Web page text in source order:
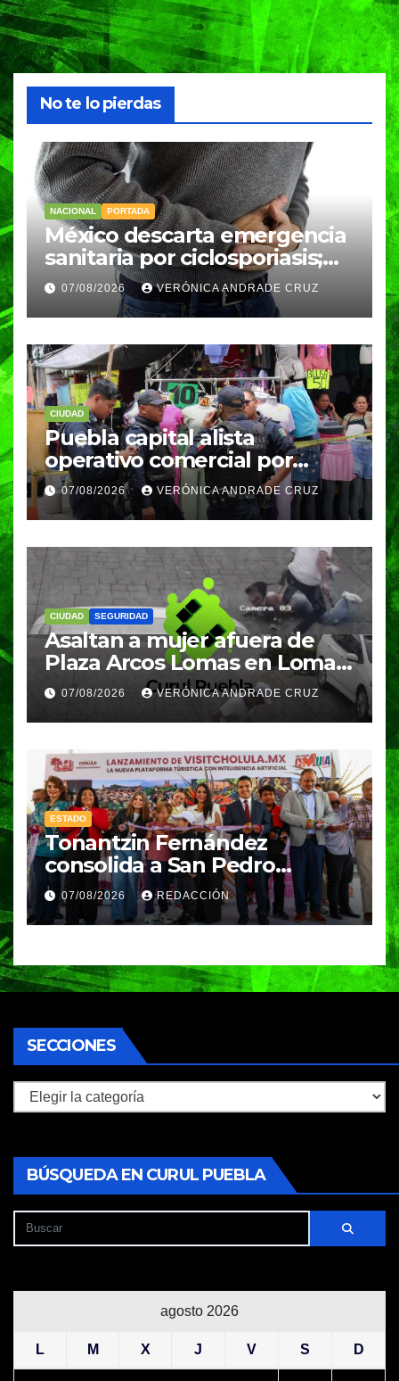
No te lo pierdas
NACIONAL PORTADA
México descarta emergencia
sanitaria por ciclosporiasis;
reportan 33 casos en dos
meses
07/08/2026 VERÓNICA ANDRADE CRUZ
CIUDAD
Puebla capital alista
operativo comercial por
fiestas patrias y regreso a
clases
07/08/2026 VERÓNICA ANDRADE CRUZ
CIUDAD SEGURIDAD
Asaltan a mujer afuera de
Plaza Arcos Lomas en Lomas
de Angelópolis; delincuentes
huyeron en auto
07/08/2026 VERÓNICA ANDRADE CRUZ
ESTADO
Tonantzin Fernández
consolida a San Pedro
Cholula como referente en
turismo inteligente
07/08/2026 REDACCIÓN
SECCIONES
Secciones
BÚSQUEDA EN CURUL PUEBLA
agosto 2026
L M X J V S D